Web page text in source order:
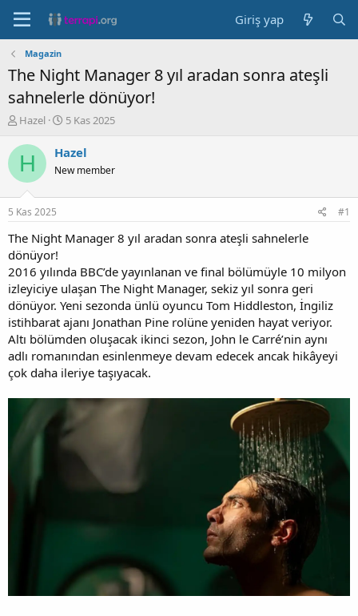
Giriş yap
Magazin
The Night Manager 8 yıl aradan sonra ateşli
sahnelerle dönüyor!
K
n
b
u
u
b
a
ş
l
a
t
a
n
Hazel
B
ş
a
ç
r
i
h
i
5 Kas 2025
H Hazel
New member
5 Kas 2025 #1
The Night Manager 8 yıl aradan sonra ateşli sahnelerle
dönüyor!
2016 yılında BBC’de yayınlanan ve final bölümüyle 10 milyon
izleyiciye ulaşan The Night Manager, sekiz yıl sonra geri
dönüyor. Yeni sezonda ünlü oyuncu Tom Hiddleston, İngiliz
istihbarat ajanı Jonathan Pine rolüne yeniden hayat veriyor.
Altı bölümden oluşacak ikinci sezon, John le Carré’nin aynı
adlı romanından esinlenmeye devam edecek ancak hikâyeyi
çok daha ileriye taşıyacak.